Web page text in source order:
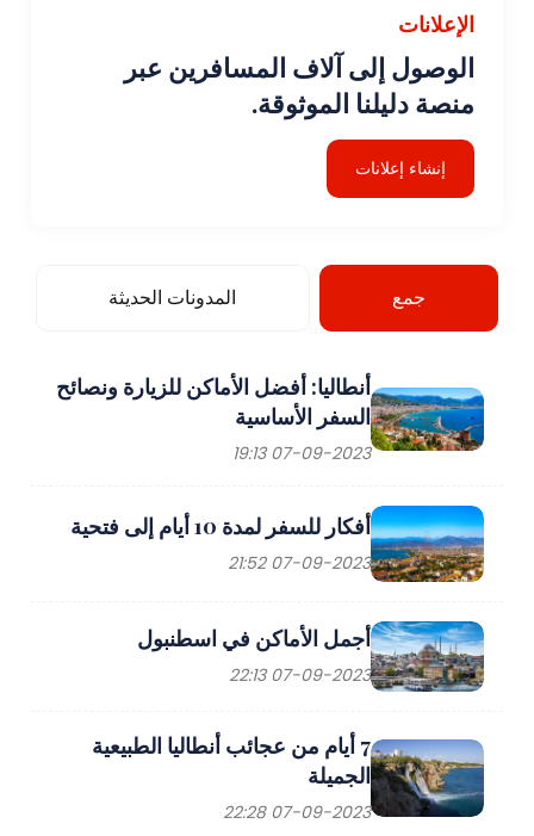
الإعلانات
الوصول إلى آلاف المسافرين عبر
منصة دليلنا الموثوقة.
إنشاء إعلانات
جمع المدونات الحديثة
أنطاليا: أفضل الأماكن للزيارة ونصائح
السفر الأساسية
07-09-2023 19:13
أفكار للسفر لمدة 10 أيام إلى فتحية
07-09-2023 21:52
أجمل الأماكن في اسطنبول
07-09-2023 22:13
7 أيام من عجائب أنطاليا الطبيعية
الجميلة
07-09-2023 22:28